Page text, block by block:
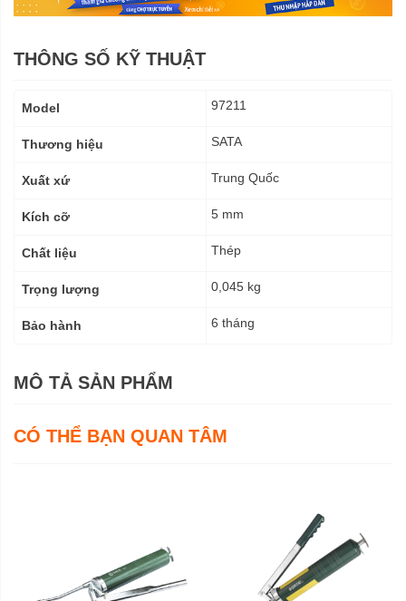
THÔNG SỐ KỸ THUẬT
kỹ
Model 97211
Thương hiệu SATA
Xuất xứ Trung Quốc
Kích cỡ 5 mm
Chất liệu Thép
Trọng lượng 0,045 kg
Bảo hành 6 tháng
MÔ TẢ SẢN PHẨM
CÓ THỂ BẠN QUAN TÂM